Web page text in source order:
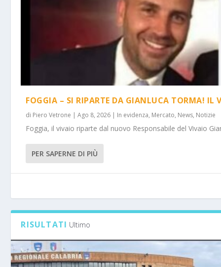
FOGGIA – SI RIPARTE DA GIANLUCA TORMA! IL
di Piero Vetrone |Ago 8, 2026 | In evidenza, Mercato, News, Notizie
Foggia, il vivaio riparte dal nuovo Responsabile del Vivaio
PER SAPERNE DI PIÙ
RISULTATI Ultimo